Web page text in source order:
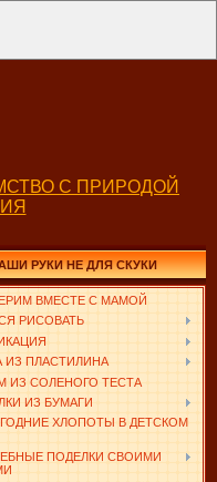
С ПРИРОДОЙ
РУКИ НЕ ДЛЯ СКУКИ
ВМЕСТЕ С МАМОЙ
РИСОВАТЬ
ИЗ ПЛАСТИЛИНА
ИЗ СОЛЕНОГО ТЕСТА
ИЗ БУМАГИ
ХЛОПОТЫ В ДЕТСКОМ
ПОДЕЛКИ СВОИМИ